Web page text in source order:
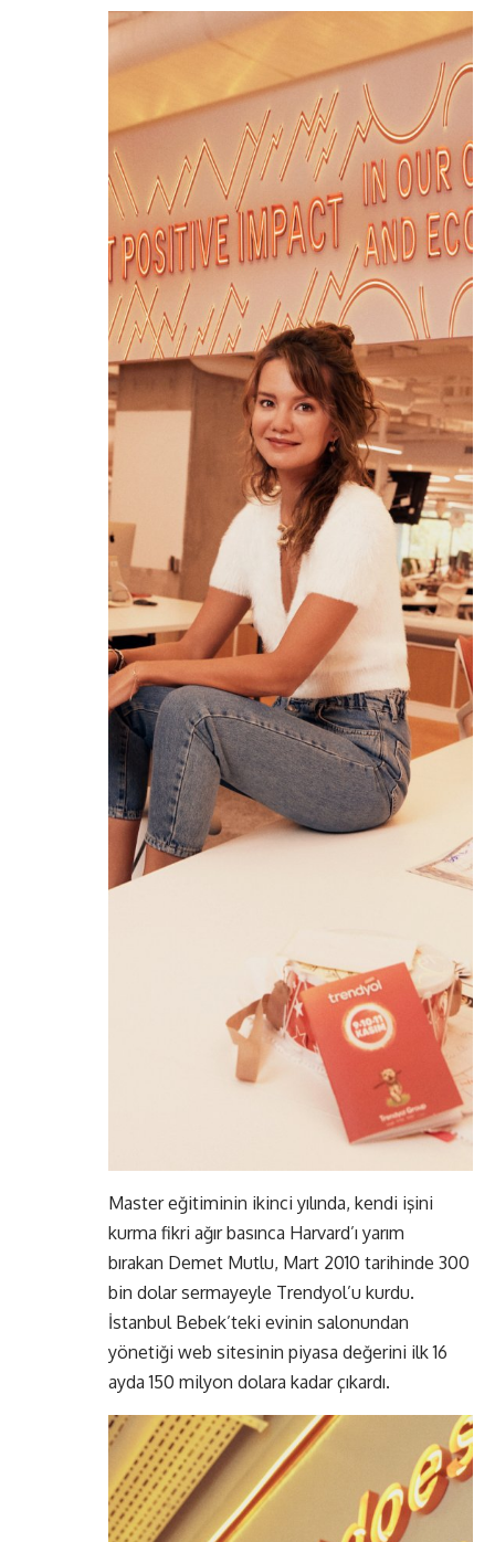
Master eğitiminin ikinci yılında, kendi işini
kurma fikri ağır basınca Harvard’ı yarım
bırakan Demet Mutlu, Mart 2010 tarihinde 300
bin dolar sermayeyle Trendyol’u kurdu.
İstanbul Bebek’teki evinin salonundan
yönetiği web sitesinin piyasa değerini ilk 16
ayda 150 milyon dolara kadar çıkardı.